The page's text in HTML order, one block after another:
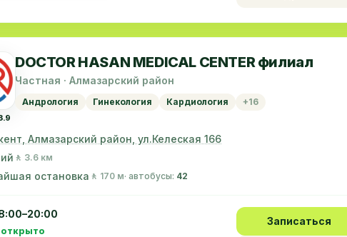
DOCTOR HASAN MEDICAL CENTER филиал
Частная · Алмазарский район
Андрология Гинекология Кардиология +16
Алмазарский район, ул.Келеская 166
🚶 3.6 км
остановка 🚶 170 м· автобусы: 42
открыто
Записаться